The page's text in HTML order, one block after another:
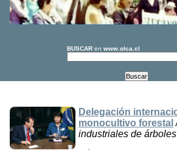
BUSCAR en www.olca.cl
Delegación
monocultivo forestal
industriales de